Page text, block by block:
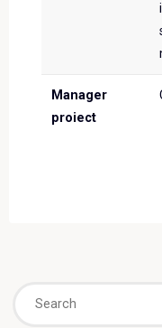
Manager
proiect